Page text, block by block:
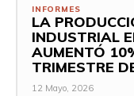
INFORMES
LA
INDUSTRIAL
AUMENTÓ
TRIMESTRE
12 Mayo, 2026